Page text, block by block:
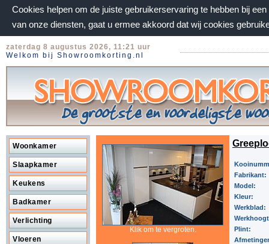
Cookies helpen om de juiste gebruikerservaring te hebben bij
van onze diensten, gaat u ermee akkoord dat wij cookies
zaterdag 8 augustus 2026, 11:21 uur
Welkom bij Showroomkorting.nl
Woonkamer
Slaapkamer
Keukens
Badkamer
Verlichting
Vloeren
Klik om te vergroten.
Fabrikant:
Model:
Kleur:
Werkblad:
Plint: